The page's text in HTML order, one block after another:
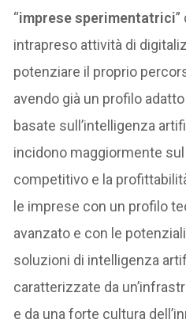
“imprese sperimentatrici
intrapreso attività di
potenziare il proprio
avendo già un profilo
basate sull’intelligenza
incidono maggiormente
competitivo e la
le imprese con un profilo
avanzato e con le
soluzioni di intelligenza
caratterizzate da
e da una forte cultura